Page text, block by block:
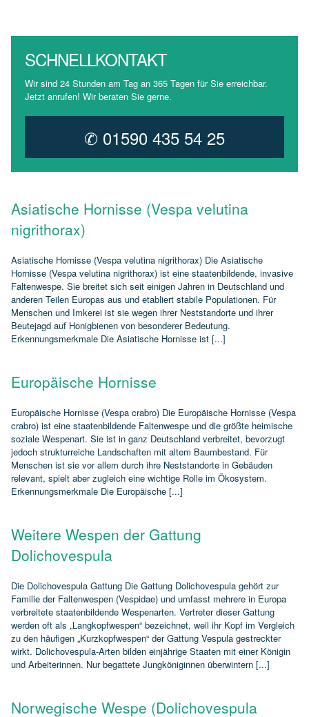
SCHNELLKONTAKT
Wir sind 24 Stunden am Tag an 365 Tagen für Sie erreichbar.
Jetzt anrufen! Wir beraten Sie gerne.
✆ 01590 435 54 25
Asiatische Hornisse (Vespa velutina
nigrithorax)
Asiatische Hornisse (Vespa velutina nigrithorax) Die Asiatische
Hornisse (Vespa velutina nigrithorax) ist eine staatenbildende, invasive
Faltenwespe. Sie breitet sich seit einigen Jahren in Deutschland und
anderen Teilen Europas aus und etabliert stabile Populationen. Für
Menschen und Imkerei ist sie wegen ihrer Neststandorte und ihrer
Beutejagd auf Honigbienen von besonderer Bedeutung.
Erkennungsmerkmale Die Asiatische Hornisse ist [...]
Europäische Hornisse
Europäische Hornisse (Vespa crabro) Die Europäische Hornisse (Vespa
crabro) ist eine staatenbildende Faltenwespe und die größte heimische
soziale Wespenart. Sie ist in ganz Deutschland verbreitet, bevorzugt
jedoch strukturreiche Landschaften mit altem Baumbestand. Für
Menschen ist sie vor allem durch ihre Neststandorte in Gebäuden
relevant, spielt aber zugleich eine wichtige Rolle im Ökosystem.
Erkennungsmerkmale Die Europäische [...]
Weitere Wespen der Gattung
Dolichovespula
Die Dolichovespula Gattung Die Gattung Dolichovespula gehört zur
Familie der Faltenwespen (Vespidae) und umfasst mehrere in Europa
verbreitete staatenbildende Wespenarten. Vertreter dieser Gattung
werden oft als „Langkopfwespen“ bezeichnet, weil ihr Kopf im Vergleich
zu den häufigen „Kurzkopfwespen“ der Gattung Vespula gestreckter
wirkt. Dolichovespula‑Arten bilden einjährige Staaten mit einer Königin
und Arbeiterinnen. Nur begattete Jungköniginnen überwintern [...]
Norwegische Wespe (Dolichovespula